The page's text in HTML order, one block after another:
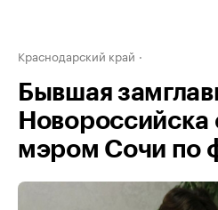
Краснодарский край
Бывшая
Новороссийска
мэром Сочи по